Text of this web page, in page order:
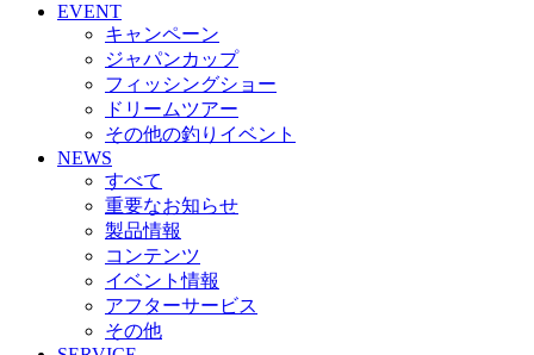
EVENT
キャンペーン
ジャパンカップ
フィッシングショー
ドリームツアー
その他の釣りイベント
NEWS
すべて
重要なお知らせ
製品情報
コンテンツ
イベント情報
アフターサービス
その他